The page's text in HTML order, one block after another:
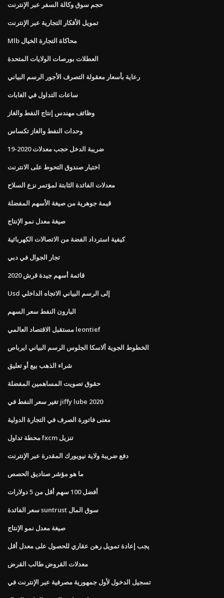
حجم سوق وكالة السفر عبر الإنترنت
تمويل الأفكار التجارية عبر الإنترنت
Mlb محاكاة التجارة الخيال
العطلات بورصات الولايات المتحدة
رعاية بأسعار معقولة التصرف الأجور الرسم البياني
ساعات التداول في الغابات
وظائف مهندس إنتاج النفط والغاز
وحدات النفط والغاز تكساس
ضريبة الدخل حجب معدلات 2020-19
اختبار صندوق التحوط على الانترنت
معدلات الفائدة الثابتة لمؤتمر نزع السلاح
قيمة جوهرية من صيغة الأسهم المفضلة
صيغة معدل نمو الإنتاج
كيفية استرداد الفضة من الاتصالات الكهربائية
تجار الجوال في دبي
قائمة أسهم جيدة قرش 2020
Usd إلى الرسم البياني الاتجاه الداخلي
البارون النفط سعر السهم
مستقبل الاقتصاد العالمي leontief
الخطوط الجوية ألاسكا الجلوس الرسم البياني ايرباص
شراء الذهب بيع أو تعليق
حقوق تصويت المساهمين المفضلة
تغير سعر النفط في jiffy lube 2020
معنى فاتورة الصرف في التجارة الدولية
محطة تداول fxcm تنزيل
دفع ضريبة ولاية نيويورك المقدرة عبر الإنترنت
ما هو مؤشر صناديق الحصص
أفضل 100 سهم أقل من 5 دولارات
سعر الفائدة suntrust سوق المال
صيغة معدل نمو الإنتاج
يجب إعادة تمويل رهن عقاري للحصول على معدل أقل
معدلات القروض طالب القرض
تسجيل الدخول لأول جمهورية مصرفية عبر الإنترنت في